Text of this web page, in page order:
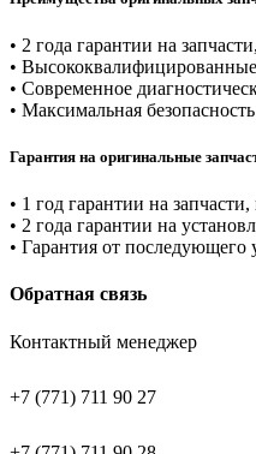
• 2 года гарантии на
•
• Современное
• Максимальная
Гарантия на оригинальные
• 1 год гарантии на
• 2 года гарантии на
• Гарантия от последующего
Обратная связь
Контактный менеджер
+7 (771) 711 90 27